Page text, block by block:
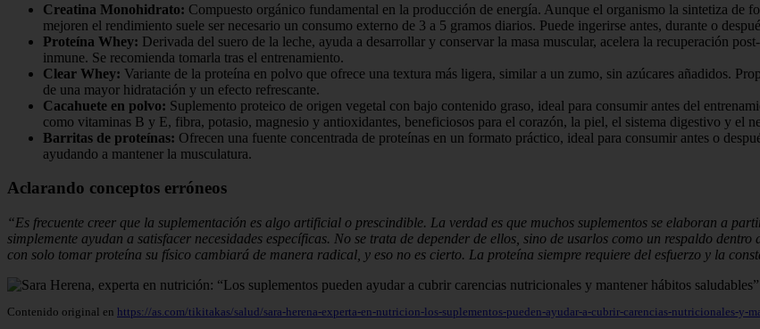
Creatina Monohidrato: Compuesto orgánico fundamental en la producción de energía. Aunque el organismo la sintetiza de
mejoren el rendimiento suele ser necesario un consumo externo de 3 a 5 gramos diarios. Puede ingerirse antes, durante o
Proteína Whey: Derivada del suero de la leche, ayuda a desarrollar y conservar la masa muscular, acelera la recuperación
inmune. Se recomienda tomarla tras el entrenamiento.
Clear Whey: Variante de la proteína en polvo que ofrece una textura más ligera, similar a un zumo, sin azúcares añadidos.
de una mayor hidratación y un efecto refrescante.
Cacahuete en polvo: Suplemento proteico de origen vegetal con bajo contenido graso, ideal para consumir antes del
como vitaminas B y E, fibra, potasio, magnesio y antioxidantes, beneficiosos para el corazón, la piel, el sistema digestivo y el
Barritas de proteínas: Ofrecen una fuente concentrada de proteínas en un formato práctico, ideal para consumir antes o
ayudando a mantener la musculatura.
Aclarando conceptos erróneos
“Es frecuente creer que la suplementación es algo artificial o prescindible. La verdad es que muchos suplementos se elaboran a
simplemente ayudan a satisfacer necesidades específicas. No se trata de depender de ellos, sino de usarlos como un respaldo
con solo tomar proteína su físico cambiará de manera radical, y eso no es cierto. La proteína siempre requiere del esfuerzo y la
Contenido original en https://as.com/tikitakas/salud/sara-herena-experta-en-nutricion-los-suplementos-pueden-ayudar-a-cubrir-carencias-nutricionales-y-